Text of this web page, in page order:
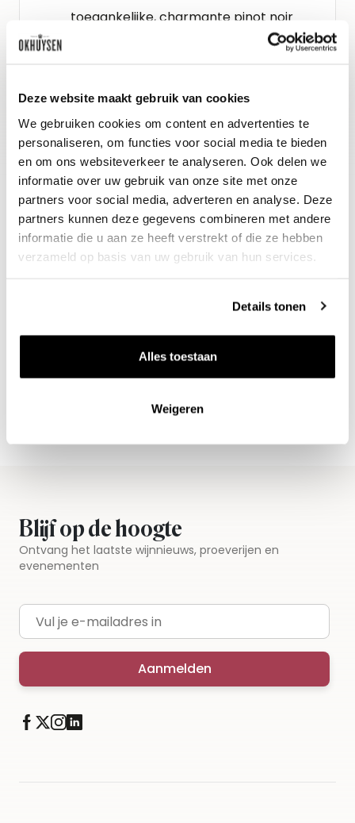
Deze website maakt gebruik van cookies
We gebruiken cookies om content en advertenties te
personaliseren, om functies voor social media te bieden
en om ons websiteverkeer te analyseren. Ook delen we
informatie over uw gebruik van onze site met onze
partners voor social media, adverteren en analyse. Deze
partners kunnen deze gegevens combineren met andere
informatie die u aan ze heeft verstrekt of die ze hebben
verzameld op basis van uw gebruik van hun services.
Details tonen
Alles toestaan
Weigeren
toegankelijke, charmante pinot noir
Schenkadvies
2026 tot 2030, 15-17°C
Alle wijnen direct van de wijnboer
Vandaag voor 12.00 uur besteld, morgen in huis
Gratis thuisbezorgd vanaf €115,00
Blijf op de hoogte
Ontvang het laatste wijnnieuws, proeverijen en
evenementen
E-mailadres
Aanmelden